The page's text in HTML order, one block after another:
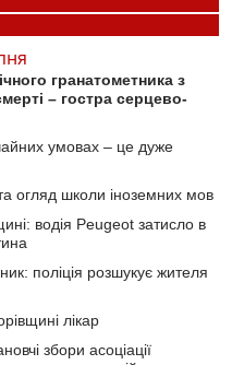
гранатометника з
– гостра серцево-
умовах – це дуже
огляд школи іноземних мов
водія Peugeot затисло в
поліція розшукує жителя
лікар
збори асоціації